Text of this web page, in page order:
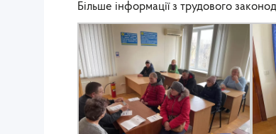
Більше інформації з трудового